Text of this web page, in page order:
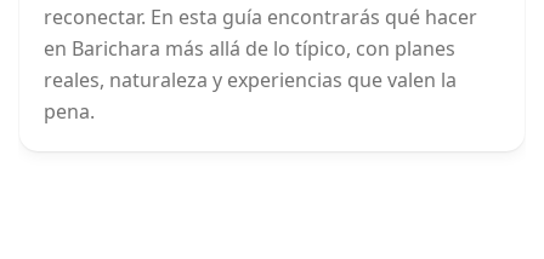
reconectar. En esta guía encontrarás qué hacer
en Barichara más allá de lo típico, con planes
reales, naturaleza y experiencias que valen la
pena.